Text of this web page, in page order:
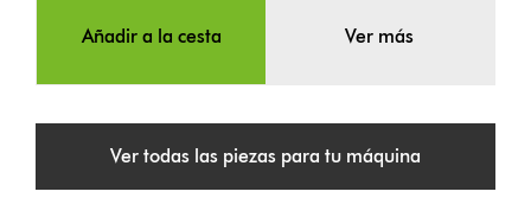
Añadir a la cesta Ver más
Ver todas las piezas para tu máquina